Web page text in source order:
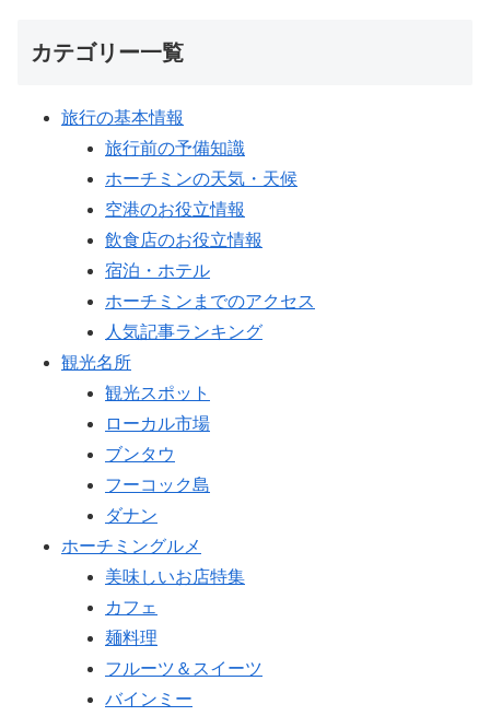
カテゴリー一覧
旅行の基本情報
旅行前の予備知識
ホーチミンの天気・天候
空港のお役立情報
飲食店のお役立情報
宿泊・ホテル
ホーチミンまでのアクセス
人気記事ランキング
観光名所
観光スポット
ローカル市場
ブンタウ
フーコック島
ダナン
ホーチミングルメ
美味しいお店特集
カフェ
麺料理
フルーツ＆スイーツ
バインミー